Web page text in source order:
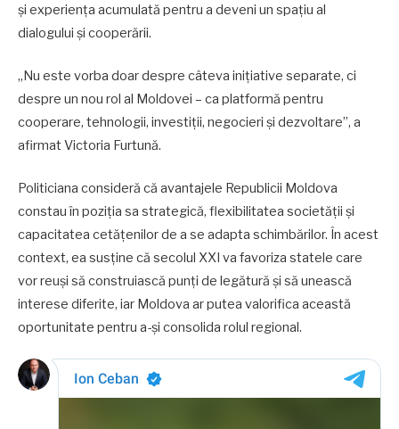
și experiența acumulată pentru a deveni un spațiu al
dialogului și cooperării.
„Nu este vorba doar despre câteva inițiative separate, ci
despre un nou rol al Moldovei – ca platformă pentru
cooperare, tehnologii, investiții, negocieri și dezvoltare”, a
afirmat Victoria Furtună.
Politiciana consideră că avantajele Republicii Moldova
constau în poziția sa strategică, flexibilitatea societății și
capacitatea cetățenilor de a se adapta schimbărilor. În acest
context, ea susține că secolul XXI va favoriza statele care
vor reuși să construiască punți de legătură și să unească
interese diferite, iar Moldova ar putea valorifica această
oportunitate pentru a-și consolida rolul regional.